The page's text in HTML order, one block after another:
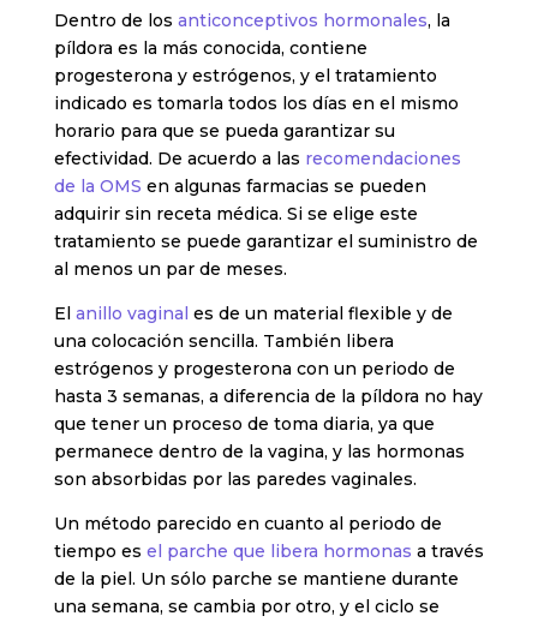
Dentro de los anticonceptivos hormonales, la
píldora es la más conocida, contiene
progesterona y estrógenos, y el tratamiento
indicado es tomarla todos los días en el mismo
horario para que se pueda garantizar su
efectividad. De acuerdo a las recomendaciones
de la OMS en algunas farmacias se pueden
adquirir sin receta médica. Si se elige este
tratamiento se puede garantizar el suministro de
al menos un par de meses.
El anillo vaginal es de un material flexible y de
una colocación sencilla. También libera
estrógenos y progesterona con un periodo de
hasta 3 semanas, a diferencia de la píldora no hay
que tener un proceso de toma diaria, ya que
permanece dentro de la vagina, y las hormonas
son absorbidas por las paredes vaginales.
Un método parecido en cuanto al periodo de
tiempo es el parche que libera hormonas a través
de la piel. Un sólo parche se mantiene durante
una semana, se cambia por otro, y el ciclo se